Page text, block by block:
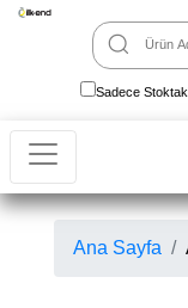
Sadece
Ana Sayfa